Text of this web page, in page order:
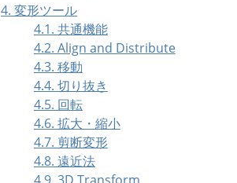
4. 変形ツール
4.1. 共通機能
4.2. Align and Distribute
4.3. 移動
4.4. 切り抜き
4.5. 回転
4.6. 拡大・縮小
4.7. 剪断変形
4.8. 遠近法